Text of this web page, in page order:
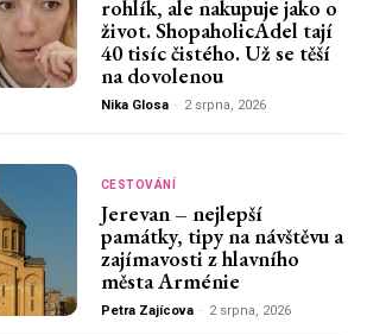
rohlík, ale nakupuje jako o
život. ShopaholicAdel tají
40 tisíc čistého. Už se těší
na dovolenou
Nika Glosa - 2 srpna, 2026
CESTOVÁNÍ
Jerevan – nejlepší
památky, tipy na návštěvu a
zajímavosti z hlavního
města Arménie
Petra Zajícova - 2 srpna, 2026